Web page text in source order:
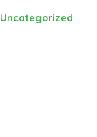
Uncategorized